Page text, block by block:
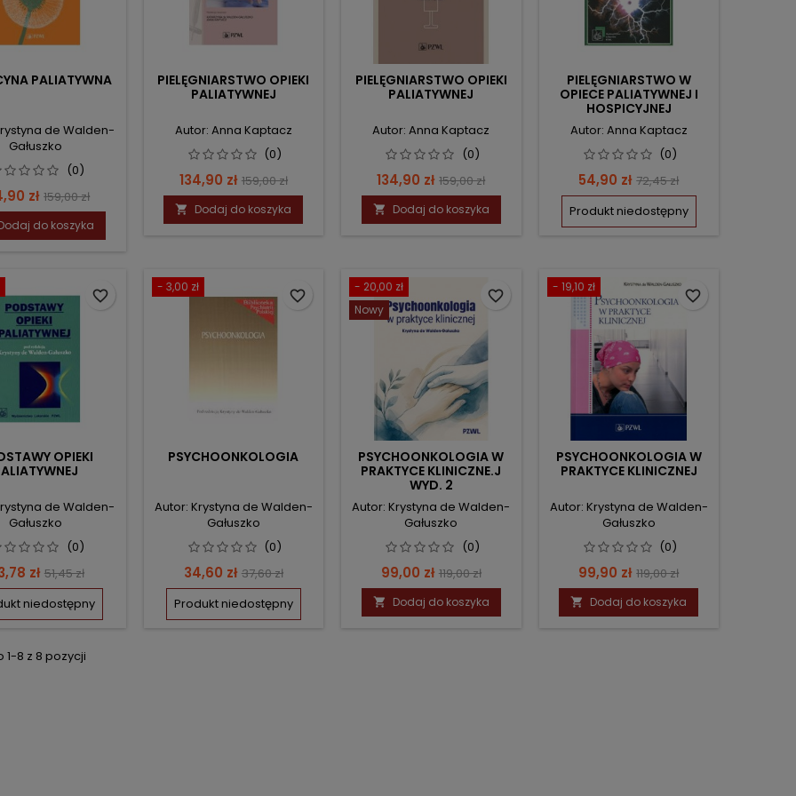
PALIATYWNA
de Walden-
Gałuszko
(0)
zł Cena
podstawowa
159,00 zł
do koszyka
PIELĘGNIARSTWO OPIEKI
PALIATYWNEJ
Autor: Anna Kaptacz
(0)
Cena
134,90 zł Cena
podstawowa
159,00 zł
 Dodaj do koszyka
PIELĘGNIARSTWO OPIEKI
PALIATYWNEJ
Autor: Anna Kaptacz
(0)
Cena
134,90 zł Cena
podstawowa
159,00 zł
 Dodaj do koszyka
PIELĘGNIARSTWO W
OPIECE PALIATYWNEJ I
HOSPICYJNEJ
Autor: Anna Kaptacz
(0)
Cena
54,90 zł Cena
podstawowa
72,45 zł
Produkt niedostępny
OPIEKI
de Walden-
Gałuszko
(0)
zł Cena
podstawowa
51,45 zł
niedostępny
favorite_border
- 3,00 zł
PSYCHOONKOLOGIA
Autor: Krystyna de Walden-
Gałuszko
(0)
Cena
34,60 zł Cena
podstawowa
37,60 zł
Produkt niedostępny
favorite_border
- 20,00 zł
Nowy
PSYCHOONKOLOGIA W
PRAKTYCE KLINICZNE.J
WYD. 2
Autor: Krystyna de Walden-
Gałuszko
(0)
Cena
99,00 zł Cena
podstawowa
119,00 zł
 Dodaj do koszyka
favorite_border
- 19,10 zł
PSYCHOONKOLOGIA W
PRAKTYCE KLINICZNEJ
Autor: Krystyna de Walden-
Gałuszko
(0)
Cena
99,90 zł Cena
podstawowa
119,00 zł
 Dodaj do koszyka
favorite_border
1-8 z 8 pozycji